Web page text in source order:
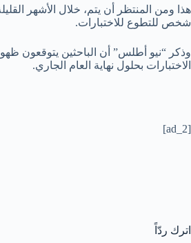
هذا و
شخص للتطوع للاختبارات.
وذكر “نيو أطلس” أن الباحثين يتوقعون ظهور
الاختبارات بحلول نهاية العام الجاري.
[ad_2]
اترك ردّاً